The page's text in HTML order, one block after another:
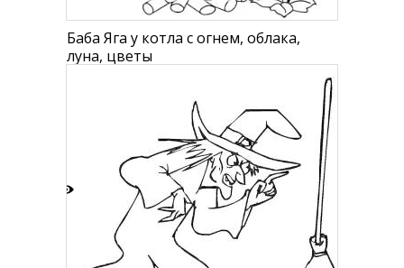
Баба Яга у котла с огнем, облака,
луна, цветы